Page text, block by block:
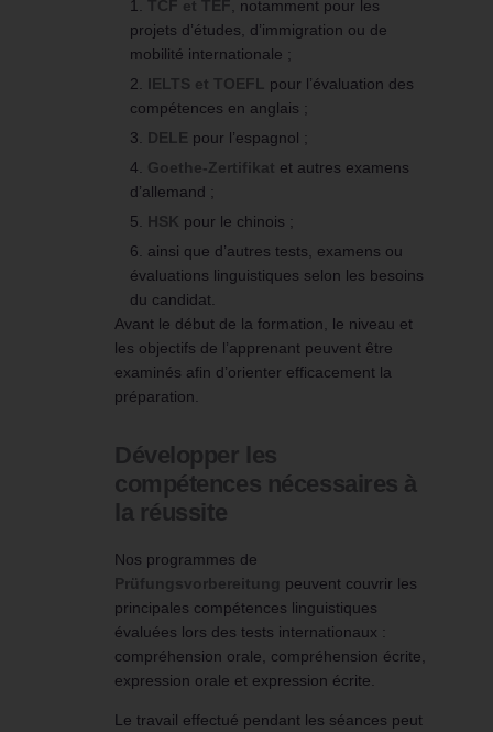
TCF et TEF , notamment pour les
projets d’études, d’immigration ou de
mobilité internationale ;
IELTS et TOEFL
pour l’évaluation des
compétences en anglais ;
DELE pour l’espagnol ;
Goethe-Zertifikat et autres examens
d’allemand ;
HSK pour le chinois ;
ainsi que d’autres tests, examens ou
évaluations linguistiques selon les besoins
du candidat.
Avant le début de la formation, le niveau et
les objectifs de l’apprenant peuvent être
examinés afin d’orienter efficacement la
préparation.
Développer les
compétences nécessaires à
la réussite
Nos programmes de
Prüfungsvorbereitung peuvent couvrir les
principales compétences linguistiques
évaluées lors des tests internationaux :
compréhension orale, compréhension écrite,
expression orale et expression écrite.
Le travail effectué pendant les séances peut